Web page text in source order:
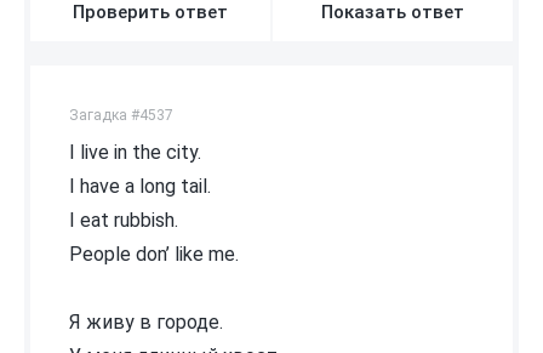
Проверить ответ Показать ответ
Загадка #4537
I live in the city.
I have a long tail.
I eat rubbish.
People don’ like me.
Я живу в городе.